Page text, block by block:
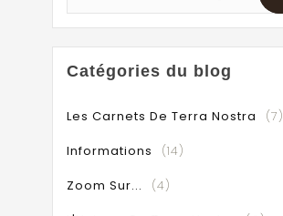
Catégories du blog
Les Carnets De Terra Nostra
(7)
Informations
(14)
Zoom Sur...
(4)